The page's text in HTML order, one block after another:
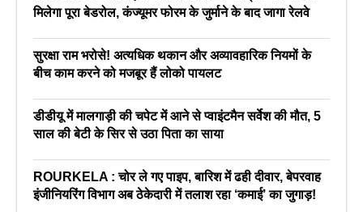
मिलेगा पूरा बेडरोल, कंज्यूमर फोरम के जुर्माने के बाद जागा रेलवे
सुरक्षा राम भरोसे! अत्यधिक थकान और अव्यावहारिक नियमों के
बीच काम करने को मजबूर हैं लोको पायलट
डीडीयू में मालगाड़ी की चपेट में आने से प्वाइंटमैन सर्वेश की मौत, 5
साल की बेटी के सिर से उठा पिता का साया
ROURKELA : चोर ले गए पाइप, बारिश में ढही दीवार, बेपरवाह
इंजीनियरिंग विभाग अब ठेकेदारी में तलाश रहा ‘कमाई’ का जुगाड़!